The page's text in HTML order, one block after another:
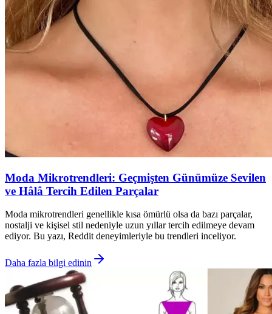
Moda Mikrotrendleri: Geçmişten Günümüze Sevilen
ve Hâlâ Tercih Edilen Parçalar
Moda mikrotrendleri genellikle kısa ömürlü olsa da bazı parçalar,
nostalji ve kişisel stil nedeniyle uzun yıllar tercih edilmeye devam
ediyor. Bu yazı, Reddit deneyimleriyle bu trendleri inceliyor.
Daha fazla bilgi edinin